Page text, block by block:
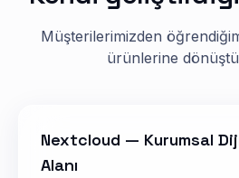
Müşterilerimizden
ürünlerine
Nextcloud — Kurumsal
Alanı